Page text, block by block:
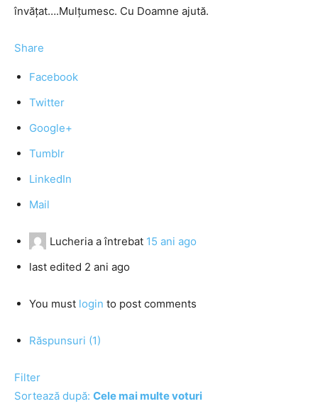
învăţat….Mulţumesc. Cu Doamne ajută.
Share
Facebook
Twitter
Google+
Tumblr
LinkedIn
Mail
Lucheria a întrebat 15 ani ago
last edited 2 ani ago
You must login to post comments
Răspunsuri (1)
Filter
Sortează după: Cele mai multe voturi